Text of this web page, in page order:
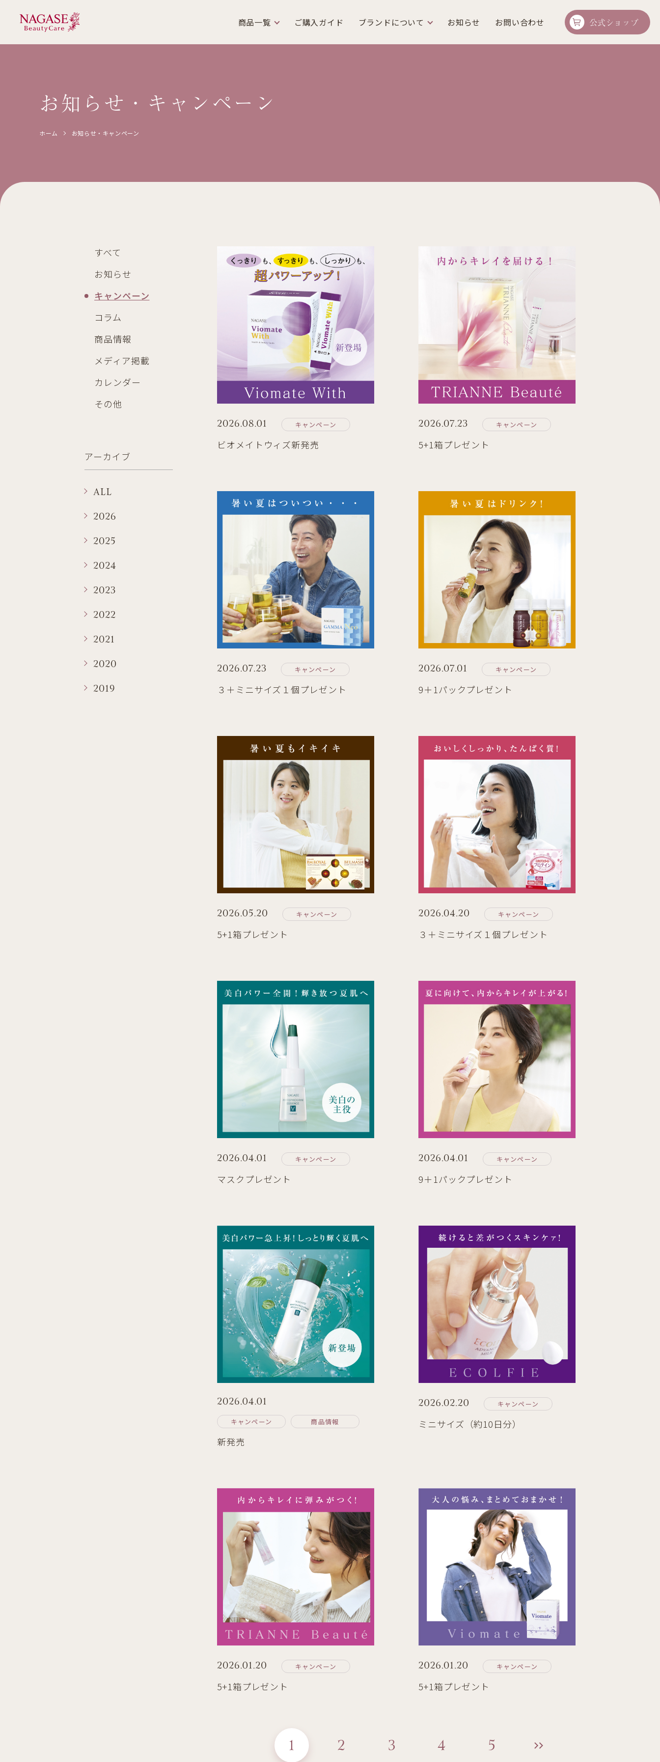
商品一覧 ご購入ガイド ブランドについて お知らせ お問い合わせ 公式ショップ
お知らせ・ キャンペーン
ホーム お知らせ・ キャンペーン
すべて
お知らせ
キャンペーン
コラム
商品情報
メディア掲載
カレンダー
その他
アーカイブ
ALL
2026
2025
2024
2023
2022
2021
2020
2019
2026.08.01 キャンペーン
ビオメイトウィズ新発売
2026.07.23 キャンペーン
5+1箱プレゼント
2026.07.23 キャンペーン
３＋ミニサイズ１個プレゼント
2026.07.01 キャンペーン
9＋1パックプレゼント
2026.05.20 キャンペーン
5+1箱プレゼント
2026.04.20 キャンペーン
３＋ミニサイズ１個プレゼント
2026.04.01 キャンペーン
マスクプレゼント
2026.04.01 キャンペーン
9＋1パックプレゼント
2026.04.01
キャンペーン 商品情報
新発売
2026.02.20 キャンペーン
ミニサイズ（約10日分）
2026.01.20 キャンペーン
5+1箱プレゼント
2026.01.20 キャンペーン
5+1箱プレゼント
1 2 3 4 5